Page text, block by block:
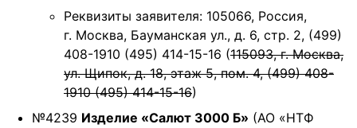
Реквизиты заявителя: 105066, Россия,
г. Москва, Бауманская ул., д. 6, стр. 2, (499)
408-1910 (495) 414-15-16 (115093, г. Москва,
ул. Щипок, д. 18, этаж 5, пом. 4, (499) 408-
1910 (495) 414-15-16)
№4239 Изделие «Салют 3000 Б» (АО «НТФ